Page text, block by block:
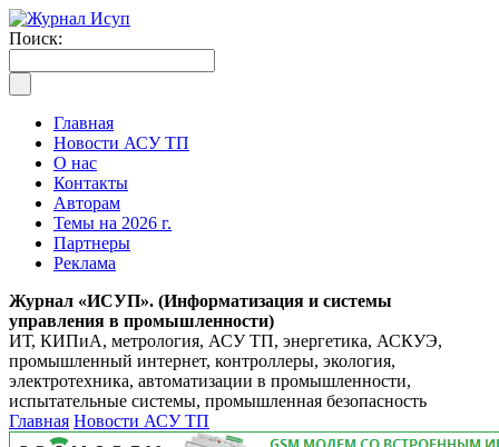
Поиск:
Главная
Новости АСУ ТП
О нас
Контакты
Авторам
Темы на 2026 г.
Партнеры
Реклама
Журнал «ИСУП». (Информатизация и системы
управления в промышленности)
ИТ, КИПиА, метрология, АСУ ТП, энергетика, АСКУЭ,
промышленный интернет, контроллеры, экология,
электротехника, автоматизации в промышленности,
испытательные системы, промышленная безопасность
Главная Новости АСУ ТП